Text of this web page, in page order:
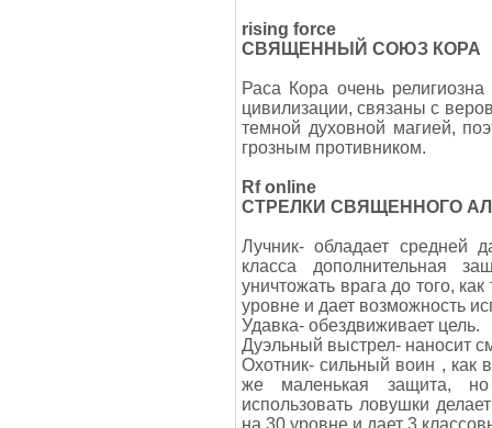
rising force
СВЯЩЕННЫЙ СОЮЗ КОРА
Раса Кора очень
цивилизации, связаны с
темной духовной магией,
грозным противником.
Rf online
СТРЕЛКИ СВЯЩЕННОГО
Лучник- обладает средней
класса дополнительная
уничтожать врага до того,
уровне и дает возможность
Удавка- обездвиживает цель.
Дуэльный выстрел- наносит
Охотник- сильный воин , как
же маленькая защита,
использовать ловушки
на 30 уровне и дает 3